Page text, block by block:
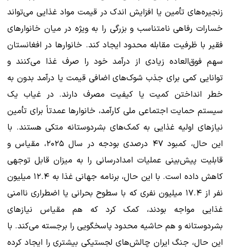
زنجیره‌های تأمین یا افزایش اندک در قیمت مواد غذایی می‌تواند
خسارات رفاهی نامتناسب و بزرگی را به ویژه در میان خانوارهای
فقیر با ظرفیت مقابله محدود ایجاد کند. خانوارها در افغانستان
سهم فوق‌العاده زیادی از درآمد خود را صرف غذا می‌کنند و
توانایی کمی برای جذب شوک‌های اضافی قیمت یا درآمد بدون به
خطر انداختن کمیت یا کیفیت مصرف دارند. در غیاب یک
سیستم حمایت اجتماعی ملی کارآمد، خانوارها عمدتاً برای تأمین
نیازهای اولیه غذایی به کمک‌های بشردوستانه متکی هستند. با
این حال، کمبود ۴۷ درصدی بودجه در سال ۲۰۲۵، مقیاس و
قابلیت پیش‌بینی عملیات امدادرسانی را به میزان قابل توجهی
کاهش داده است. با این حال، برنامه جهانی غذا به ۱۲.۴ میلیون
نفر از ۱۷.۴ میلیون نفری که با سطوح بحرانی یا اضطراری ناامنی
غذایی مواجه بودند، کمک کرد که هم مقیاس نیازهای
بشردوستانه و هم حاشیه محدود پاسخگویی را برجسته می‌کند. با
این حال، جنگ ایران چالش‌های لجستیکی بیشتری را ایجاد کرده